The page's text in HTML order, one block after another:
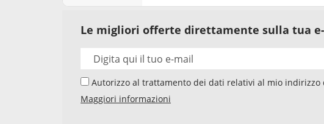
Le migliori offerte direttamente sulla tua
GmbH, Starstraße 2, D - 22305 Amburg, Germania, e del
newsletter sui temi "Codici Sconto" e "Offerte". Accetto che,
Maggiori informazioni